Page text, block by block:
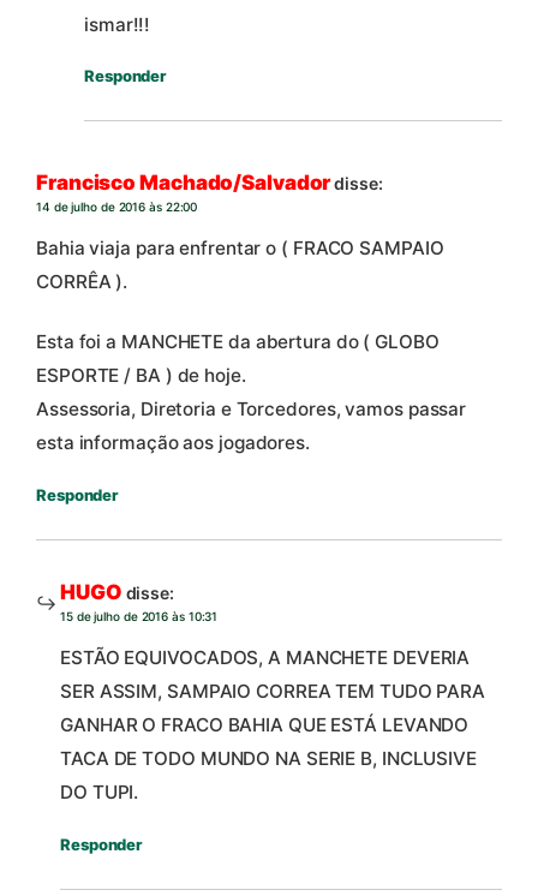
ismar!!!
Responder
Francisco Machado/Salvadordisse:
14 de julho de 2016 às 22:00
Bahia viaja para enfrentar o ( FRACO SAMPAIO
CORRÊA ).
Esta foi a MANCHETE da abertura do ( GLOBO
ESPORTE / BA ) de hoje.
Assessoria, Diretoria e Torcedores, vamos passar
esta informação aos jogadores.
Responder
HUGO disse:
15 de julho de 2016 às 10:31
ESTÃO EQUIVOCADOS, A MANCHETE DEVERIA
SER ASSIM, SAMPAIO CORREA TEM TUDO PARA
GANHAR O FRACO BAHIA QUE ESTÁ LEVANDO
TACA DE TODO MUNDO NA SERIE B, INCLUSIVE
DO TUPI.
Responder